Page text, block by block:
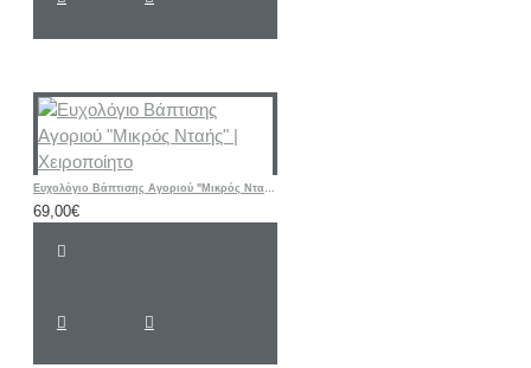
Ευχολόγιο Βάπτισης Αγοριού "Μικρός Νταής" | Χειροποίητο
69,00€